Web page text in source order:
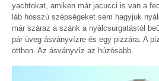
yachtokat, amiken már jacucci is van a
láb hosszú szépségeket sem hagyjuk
már száraz a szánk a nyálcsurgatástól
pár üveg ásványvízre és egy pizzára. A
otthon. Az ásványvíz az húzósabb.